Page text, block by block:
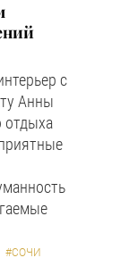
с
Анны
отдыха
#СОЧИ